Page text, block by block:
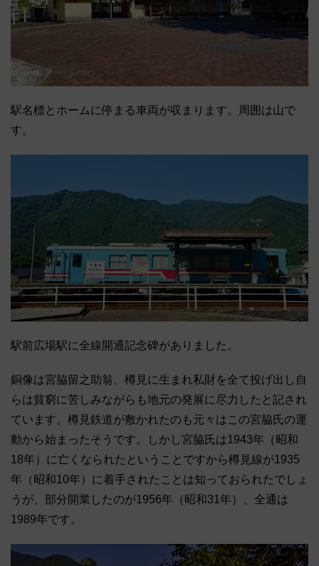
駅名標とホームに停まる車両が収まります。周囲は山で
す。
駅前広場駅に全線開通記念碑がありました。
銅像は宮脇留之助翁、樽見に生まれ私財を全て投げ出し自
らは貧窮に苦しみながらも地元の発展に尽力したと記され
ています。樽見鉄道が敷かれたのも元々はこの宮脇氏の運
動から始まったそうです。しかし宮脇氏は1943年（昭和
18年）に亡くなられたということですから樽見線が1935
年（昭和10年）に着手されたことは知っておられたでしょ
うが、部分開業したのが1956年（昭和31年）、全通は
1989年です。